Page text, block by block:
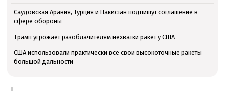
Саудовская Аравия, Турция и Пакистан подпишут соглашение в
сфере обороны
Трамп угрожает разоблачителям нехватки ракет у США
США использовали практически все свои высокоточные ракеты
большой дальности